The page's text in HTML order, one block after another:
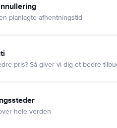
planlagte afhentningstid
pris? Så giver vi dig et bedre
hele verden